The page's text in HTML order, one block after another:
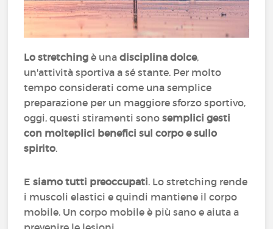
Lo stretching è unadisciplina dolce,
un'attività sportiva a sé stante. Per molto
tempo considerati come una semplice
preparazione per un maggiore sforzo sportivo,
oggi, questi stiramenti sonosemplici gesti
con molteplici benefici sul corpo e sullo
spirito.
Esiamo tutti preoccupati. Lo stretching rende
i muscoli elastici e quindi mantiene il corpo
mobile. Un corpo mobile è più sano e aiuta a